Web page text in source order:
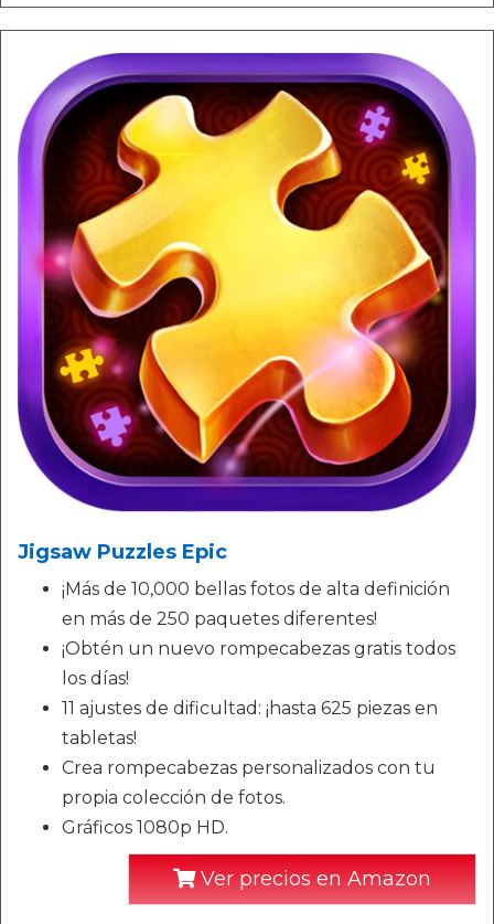
Jigsaw Puzzles Epic
¡Más de 10,000 bellas fotos de alta definición
en más de 250 paquetes diferentes!
¡Obtén un nuevo rompecabezas gratis todos
los días!
11 ajustes de dificultad: ¡hasta 625 piezas en
tabletas!
Crea rompecabezas personalizados con tu
propia colección de fotos.
Gráficos 1080p HD.
Ver precios en Amazon